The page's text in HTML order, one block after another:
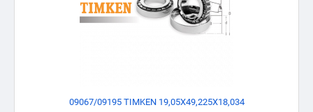
09067/09195 TIMKEN 19,05X49,225X18,034